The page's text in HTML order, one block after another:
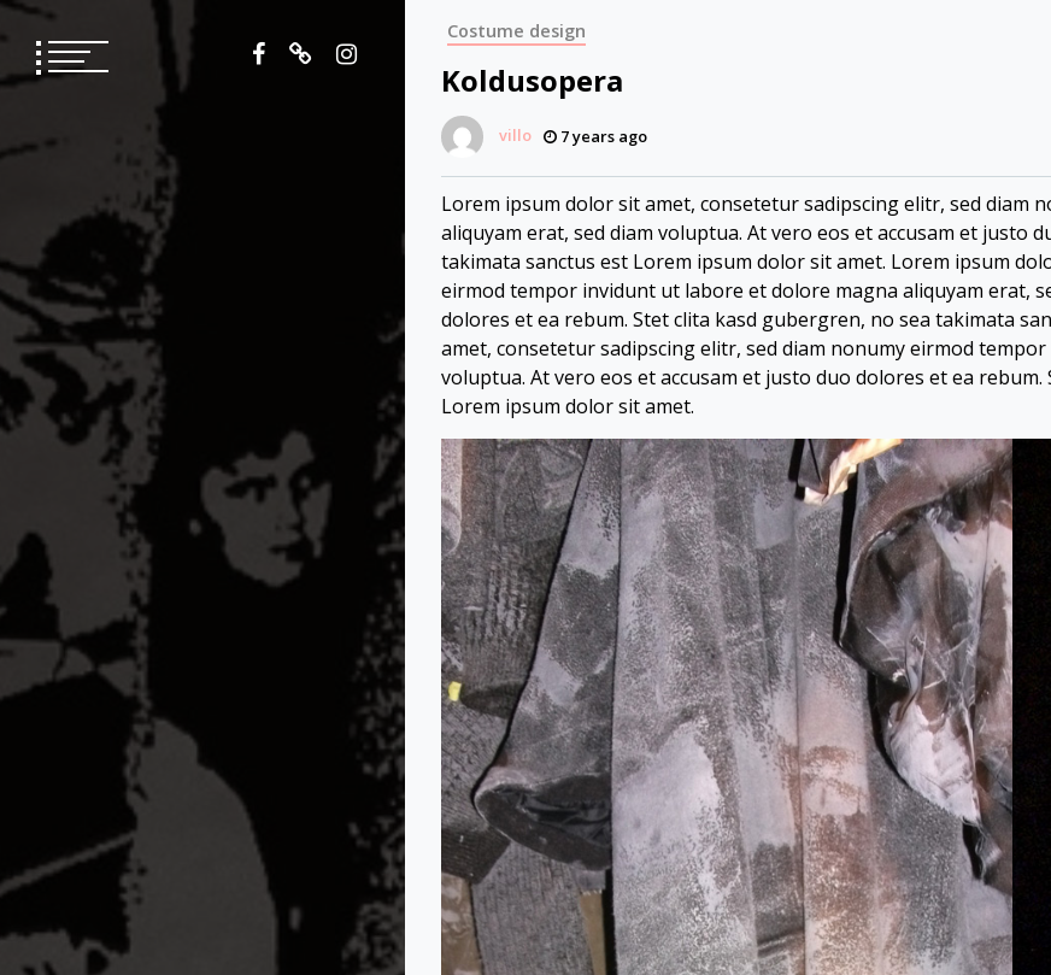
content
Costume design
Koldusopera
villo 7 years ago
Lorem ipsum dolor sit amet, consetetur sadipscing elitr, sed
aliquyam erat, sed diam voluptua. At vero eos et accusam et justo
takimata sanctus est Lorem ipsum dolor sit amet. Lorem ipsum
eirmod tempor invidunt ut labore et dolore magna aliquyam erat,
dolores et ea rebum. Stet clita kasd gubergren, no sea takimata
amet, consetetur sadipscing elitr, sed diam nonumy eirmod
voluptua. At vero eos et accusam et justo duo dolores et ea
Lorem ipsum dolor sit amet.